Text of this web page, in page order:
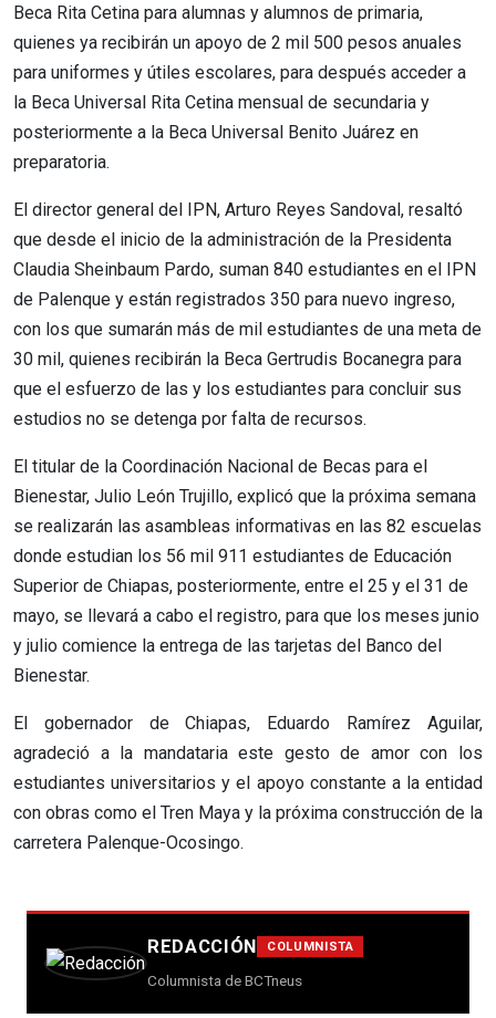
Beca Rita Cetina para alumnas y alumnos de primaria,
quienes ya recibirán un apoyo de 2 mil 500 pesos anuales
para uniformes y útiles escolares, para después acceder a
la Beca Universal Rita Cetina mensual de secundaria y
posteriormente a la Beca Universal Benito Juárez en
preparatoria.
El director general del IPN, Arturo Reyes Sandoval, resaltó
que desde el inicio de la administración de la Presidenta
Claudia Sheinbaum Pardo, suman 840 estudiantes en el IPN
de Palenque y están registrados 350 para nuevo ingreso,
con los que sumarán más de mil estudiantes de una meta de
30 mil, quienes recibirán la Beca Gertrudis Bocanegra para
que el esfuerzo de las y los estudiantes para concluir sus
estudios no se detenga por falta de recursos.
El titular de la Coordinación Nacional de Becas para el
Bienestar, Julio León Trujillo, explicó que la próxima semana
se realizarán las asambleas informativas en las 82 escuelas
donde estudian los 56 mil 911 estudiantes de Educación
Superior de Chiapas, posteriormente, entre el 25 y el 31 de
mayo, se llevará a cabo el registro, para que los meses junio
y julio comience la entrega de las tarjetas del Banco del
Bienestar.
El gobernador de Chiapas, Eduardo Ramírez Aguilar,
agradeció a la mandataria este gesto de amor con los
estudiantes universitarios y el apoyo constante a la entidad
con obras como el Tren Maya y la próxima construcción de la
carretera Palenque-Ocosingo.
REDACCIÓN COLUMNISTA
Columnista de BCTneus